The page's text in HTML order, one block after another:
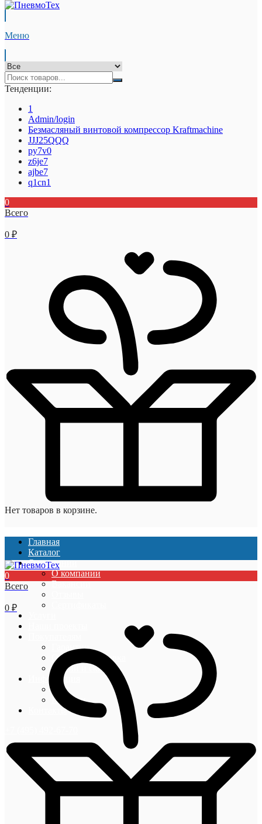
Меню
Тенденции:
1
Admin/login
Безмасляный винтовой компрессор Kraftmaсhine
JJJ25QQQ
py7v0
z6je7
ajbe7
q1cn1
0
Всего
0 ₽
Нет товаров в корзине.
Главная
Каталог
О компании
О компании
Вакансии
Гарантии
Оплата и доставка
Акции и скидки
Информация
Блог
Новости
Контакты
0
Всего
0 ₽